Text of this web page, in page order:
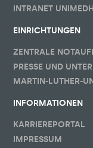
INTRANET
EINRICHTUNGEN
ZENTRALE
PRESSE UND
MARTIN-LUTHER-
INFORMATIONEN
KARRIEREPORTAL
IMPRESSUM